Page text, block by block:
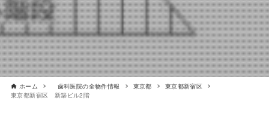
ホーム 歯科医院の全物件情報 東京都
東京都新宿区
東京都新宿区 新築ビル2階